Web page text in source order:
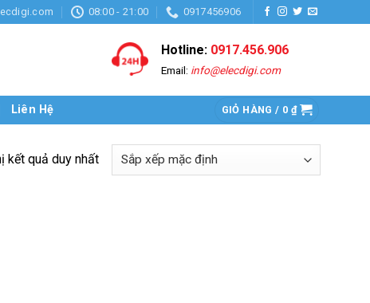
08:00 - 21:00 0917456906
Hotline: 0917.456.906
Email: info@elecdigi.com
Liên Hệ GIỎ HÀNG / 0 ₫
kết quả duy nhất